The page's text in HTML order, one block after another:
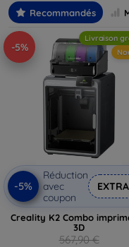
Recommandés
-5%
Livraison
-5%
Réduction
avec
coupon
Creality K2 Combo
3D
567,90 €